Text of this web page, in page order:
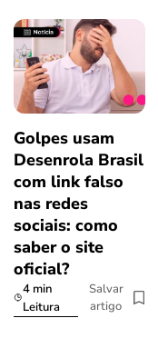
Golpes usam
Desenrola Brasil
com link falso
nas redes
sociais: como
saber o site
oficial?
4 min
Leitura
Salvar
artigo